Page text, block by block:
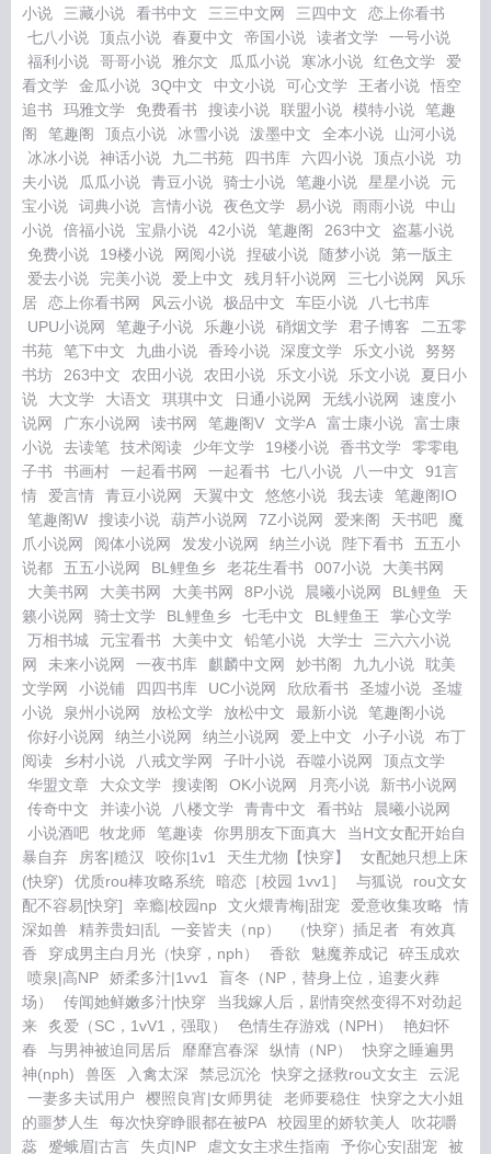
小说
三藏小说 看书中文 三三中文网 三四中文
恋上你看书
七八小说
顶点小说 春夏中文 帝国小说 读者文学
一号小说
福利小说
哥哥小说 雅尔文 瓜瓜小说 寒冰小说 红色文学
爱
看文学
金瓜小说 3Q中文 中文小说 可心文学 王者小说
悟空
追书
玛雅文学 免费看书 搜读小说 联盟小说 模特小说
笔趣
阁
笔趣阁 顶点小说 冰雪小说 泼墨中文 全本小说
山河小说
冰冰小说
神话小说 九二书苑 四书库 六四小说 顶点小说
功
夫小说
瓜瓜小说 青豆小说 骑士小说 笔趣小说 星星小说
元
宝小说
词典小说 言情小说 夜色文学 易小说 雨雨小说
中山
小说
倍福小说 宝鼎小说 42小说 笔趣阁 263中文
盗墓小说
免费小说
19楼小说 网阅小说 捏破小说 随梦小说
第一版主
爱去小说
完美小说 爱上中文 残月轩小说网 三七小说网
风乐
居
恋上你看书网 风云小说 极品中文 车臣小说
八七书库
UPU小说网
笔趣子小说 乐趣小说 硝烟文学 君子博客
二五零
书苑
笔下中文 九曲小说 香玲小说 深度文学 乐文小说
努努
书坊
263中文 农田小说 农田小说 乐文小说 乐文小说
夏日小
说
大文学 大语文 琪琪中文 日通小说网 无线小说网
速度小
说网
广东小说网 读书网 笔趣阁V 文学A 富士康小说
富士康
小说
去读笔 技术阅读 少年文学 19楼小说 香书文学
零零电
子书
书画村 一起看书网 一起看书 七八小说 八一中文
91言
情
爱言情 青豆小说网 天翼中文 悠悠小说 我去读
笔趣阁IO
笔趣阁W
搜读小说 葫芦小说网 7Z小说网 爱来阁 天书吧
魔
爪小说网
阅体小说网 发发小说网 纳兰小说 陛下看书
五五小
说都
五五小说网 BL鲤鱼乡 老花生看书 007小说
大美书网
大美书网
大美书网 大美书网 8P小说 晨曦小说网 BL鲤鱼
天
籁小说网
骑士文学 BL鲤鱼乡 七毛中文 BL鲤鱼王
掌心文学
万相书城
元宝看书 大美中文 铅笔小说 大学士
三六六小说
网
未来小说网 一夜书库 麒麟中文网 妙书阁 九九小说
耽美
文学网
小说铺 四四书库 UC小说网 欣欣看书 圣墟小说
圣墟
小说
泉州小说网 放松文学 放松中文 最新小说
笔趣阁小说
你好小说网
纳兰小说网 纳兰小说网 爱上中文 小子小说
布丁
阅读
乡村小说 八戒文学网 子叶小说 吞噬小说网
顶点文学
华盟文章
大众文学 搜读阁 OK小说网 月亮小说
新书小说网
传奇中文
并读小说 八楼文学 青青中文 看书站
晨曦小说网
小说酒吧
牧龙师 笔趣读 你男朋友下面真大
当H文女配开始自
暴自弃
房客|糙汉 咬你|1v1 天生尤物【快穿】
女配她只想上床
(快穿)
优质rou棒攻略系统 暗恋［校园 1vv1］ 与狐说
rou文女
配不容易[快穿]
幸瘾|校园np 文火煨青梅|甜宠 爱意收集攻略
情
深如兽
精养贵妇|乱 一妾皆夫（np） （快穿）插足者
有效真
香
穿成男主白月光（快穿，nph） 香欲 魅魔养成记
碎玉成欢
喷泉|高NP
娇柔多汁|1vv1
盲冬（NP，替身上位，追妻火葬
场）
传闻她鲜嫩多汁|快穿
当我嫁人后，剧情突然变得不对劲起
来
炙爱（SC，1vV1，强取） 色情生存游戏（NPH）
艳妇怀
春
与男神被迫同居后 靡靡宫春深 纵情（NP）
快穿之睡遍男
神(nph)
兽医 入禽太深 禁忌沉沦 快穿之拯救rou文女主
云泥
一妻多夫试用户
樱照良宵|女师男徒 老师要稳住
快穿之大小姐
的噩梦人生
每次快穿睁眼都在被PA 校园里的娇软美人
吹花嚼
蕊
蹙蛾眉|古言 失贞|NP 虐文女主求生指南 予你心安|甜宠
被